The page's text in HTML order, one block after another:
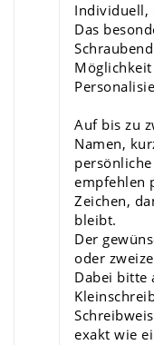
Individuell,
Das
Auf bis zu
Namen,
empfehlen
Zeichen,
bleibt.
Der
oder
Dabei bitte
exakt wie